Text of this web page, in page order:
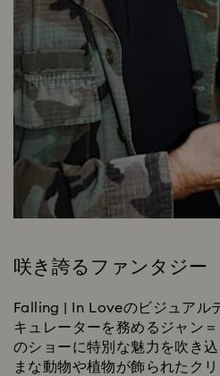
咲き誇るファンタジー
Falling | In Loveのビジュアル
キュレーターを務めるジャン
のショーに特別な魅力を吹き
まな動物や植物が飾られたク